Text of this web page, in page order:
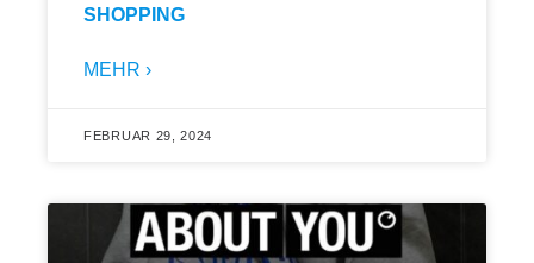
SHOPPING
MEHR ›
FEBRUAR 29, 2024